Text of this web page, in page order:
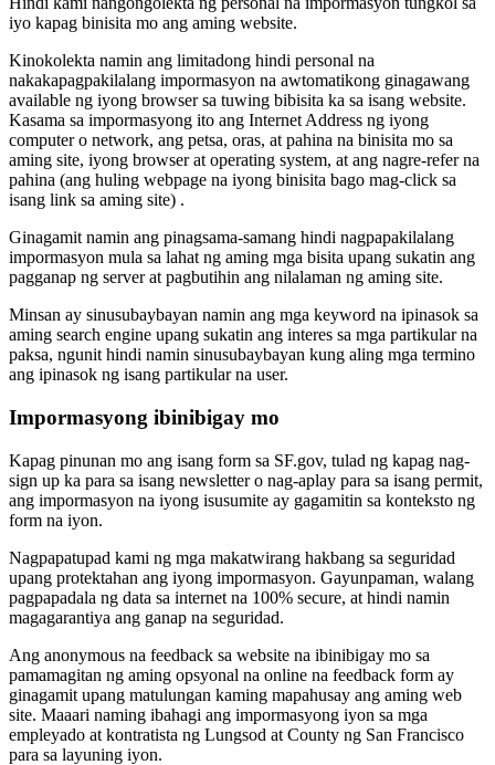
iyo kapag binisita mo ang aming website.
Kinokolekta namin ang limitadong hindi personal na
nakakapagpakilalang impormasyon na awtomatikong ginagawang
available ng iyong browser sa tuwing bibisita ka sa isang website.
Kasama sa impormasyong ito ang Internet Address ng iyong
computer o network, ang petsa, oras, at pahina na binisita mo sa
aming site, iyong browser at operating system, at ang nagre-refer na
pahina (ang huling webpage na iyong binisita bago mag-click sa
isang link sa aming site) .
Ginagamit namin ang pinagsama-samang hindi nagpapakilalang
impormasyon mula sa lahat ng aming mga bisita upang sukatin ang
pagganap ng server at pagbutihin ang nilalaman ng aming site.
Minsan ay sinusubaybayan namin ang mga keyword na ipinasok sa
aming search engine upang sukatin ang interes sa mga partikular na
paksa, ngunit hindi namin sinusubaybayan kung aling mga termino
ang ipinasok ng isang partikular na user.
Impormasyong ibinibigay mo
Kapag pinunan mo ang isang form sa SF.gov, tulad ng kapag nag-
sign up ka para sa isang newsletter o nag-aplay para sa isang permit,
ang impormasyon na iyong isusumite ay gagamitin sa konteksto ng
form na iyon.
Nagpapatupad kami ng mga makatwirang hakbang sa seguridad
upang protektahan ang iyong impormasyon. Gayunpaman, walang
pagpapadala ng data sa internet na 100% secure, at hindi namin
magagarantiya ang ganap na seguridad.
Ang anonymous na feedback sa website na ibinibigay mo sa
pamamagitan ng aming opsyonal na online na feedback form ay
ginagamit upang matulungan kaming mapahusay ang aming web
site. Maaari naming ibahagi ang impormasyong iyon sa mga
empleyado at kontratista ng Lungsod at County ng San Francisco
para sa layuning iyon.